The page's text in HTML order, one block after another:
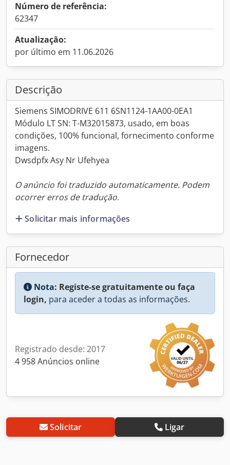
Número de referência:
62347
Atualização:
por último em 11.06.2026
Descrição
Siemens SIMODRIVE 611 6SN1124-1AA00-0EA1
Módulo LT SN: T-M32015873, usado, em boas
condições, 100% funcional, fornecimento conforme
imagens.
Dwsdpfx Asy Nr Ufehyea
O anúncio foi traduzido automaticamente. Podem
ocorrer erros de tradução.
Solicitar mais informações
Fornecedor
Nota: Registe-se gratuitamente ou faça
login, para aceder a todas as informações.
Registrado desde: 2017
4 958 Anúncios online
Solicitar Ligar